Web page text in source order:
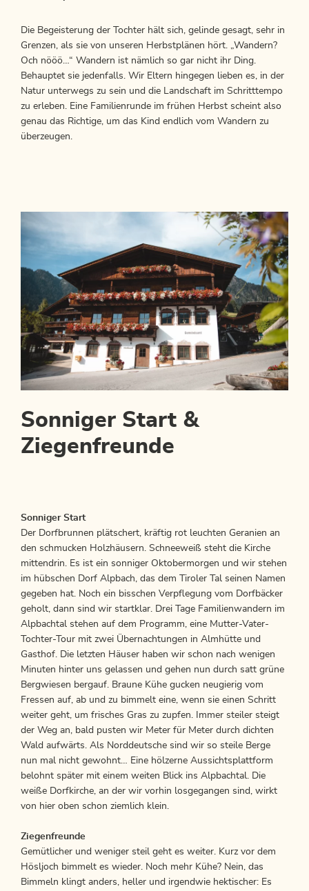
Die Begeisterung der Tochter hält sich, gelinde gesagt, sehr in
Grenzen, als sie von unseren Herbstplänen hört. „Wandern?
Och nööö…“ Wandern ist nämlich so gar nicht ihr Ding.
Behauptet sie jedenfalls. Wir Eltern hingegen lieben es, in der
Natur unterwegs zu sein und die Landschaft im Schritttempo
zu erleben. Eine Familienrunde im frühen Herbst scheint also
genau das Richtige, um das Kind endlich vom Wandern zu
überzeugen.
Sonniger Start &
Ziegenfreunde
Sonniger Start
Der Dorfbrunnen plätschert, kräftig rot leuchten Geranien an
den schmucken Holzhäusern. Schneeweiß steht die Kirche
mittendrin. Es ist ein sonniger Oktobermorgen und wir stehen
im hübschen Dorf Alpbach, das dem Tiroler Tal seinen Namen
gegeben hat. Noch ein bisschen Verpflegung vom Dorfbäcker
geholt, dann sind wir startklar. Drei Tage Familienwandern im
Alpbachtal stehen auf dem Programm, eine Mutter-Vater-
Tochter-Tour mit zwei Übernachtungen in Almhütte und
Gasthof. Die letzten Häuser haben wir schon nach wenigen
Minuten hinter uns gelassen und gehen nun durch satt grüne
Bergwiesen bergauf. Braune Kühe gucken neugierig vom
Fressen auf, ab und zu bimmelt eine, wenn sie einen Schritt
weiter geht, um frisches Gras zu zupfen. Immer steiler steigt
der Weg an, bald pusten wir Meter für Meter durch dichten
Wald aufwärts. Als Norddeutsche sind wir so steile Berge
nun mal nicht gewohnt… Eine hölzerne Aussichtsplattform
belohnt später mit einem weiten Blick ins Alpbachtal. Die
weiße Dorfkirche, an der wir vorhin losgegangen sind, wirkt
von hier oben schon ziemlich klein.
Ziegenfreunde
Gemütlicher und weniger steil geht es weiter. Kurz vor dem
Hösljoch bimmelt es wieder. Noch mehr Kühe? Nein, das
Bimmeln klingt anders, heller und irgendwie hektischer: Es